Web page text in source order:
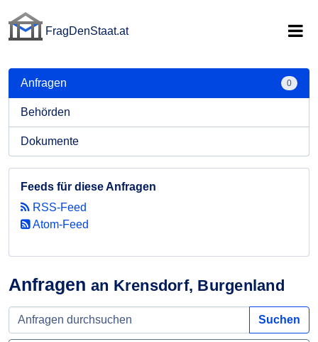
FragDenStaat.at
Anfragen an Krensdorf, Burgenland
Suchen
Anfragen 0
Behörden
Dokumente
Feeds für diese Anfragen
RSS-Feed
Atom-Feed